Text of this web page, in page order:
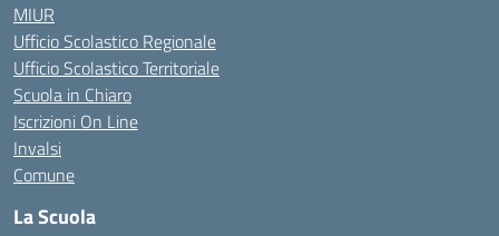
MIUR
Ufficio Scolastico Regionale
Ufficio Scolastico Territoriale
Scuola in Chiaro
Iscrizioni On Line
Invalsi
Comune
La Scuola